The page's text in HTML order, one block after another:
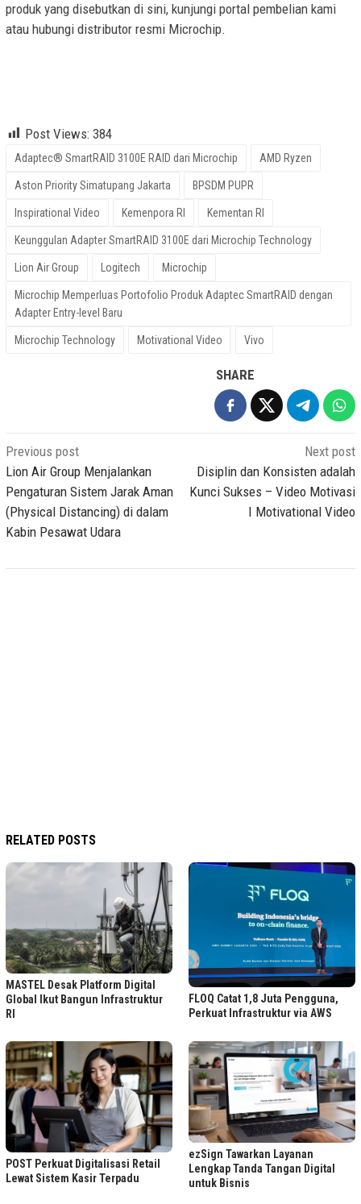
produk yang disebutkan di sini, kunjungi portal pembelian kami
atau hubungi distributor resmi Microchip.
Post Views: 384
Adaptec® SmartRAID 3100E RAID dari Microchip AMD Ryzen
Aston Priority Simatupang Jakarta BPSDM PUPR
Inspirational Video Kemenpora RI Kementan RI
Keunggulan Adapter SmartRAID 3100E dari Microchip Technology
Lion Air Group Logitech Microchip
Microchip Memperluas Portofolio Produk Adaptec SmartRAID dengan
Adapter Entry-level Baru
Microchip Technology Motivational Video Vivo
SHARE
Post
navigation
Previous post
Lion Air Group Menjalankan
Pengaturan Sistem Jarak Aman
(Physical Distancing) di dalam
Kabin Pesawat Udara
Next post
Disiplin dan Konsisten adalah
Kunci Sukses – Video Motivasi
I Motivational Video
RELATED POSTS
MASTEL Desak Platform Digital
Global Ikut Bangun Infrastruktur
RI
FLOQ Catat 1,8 Juta Pengguna,
Perkuat Infrastruktur via AWS
POST Perkuat Digitalisasi Retail
Lewat Sistem Kasir Terpadu
ezSign Tawarkan Layanan
Lengkap Tanda Tangan Digital
untuk Bisnis